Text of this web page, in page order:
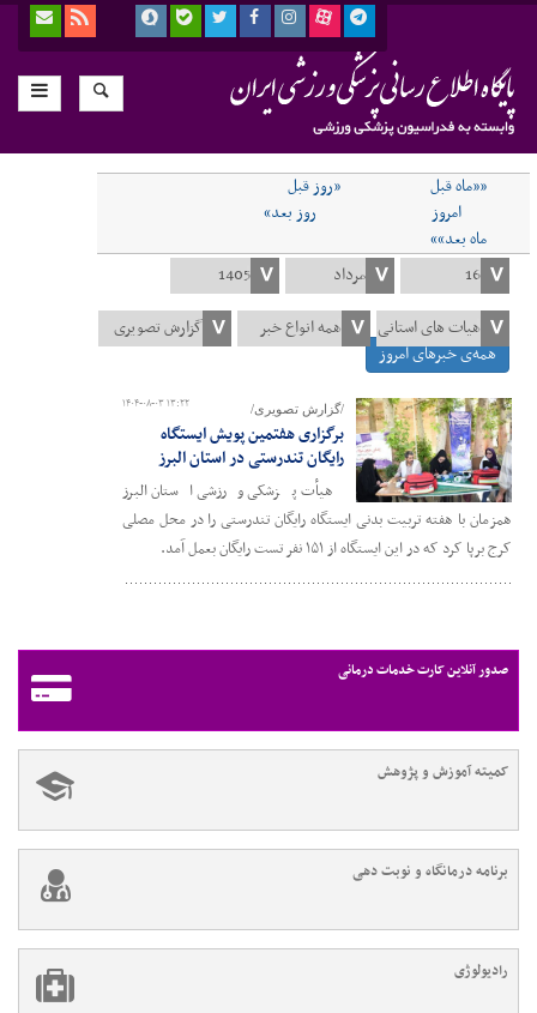
««ماه قبل
«روز قبل
امروز
روز بعد»
ماه بعد»»
همه‌ی خبرهای امروز
۱۴۰۴-۰۸-۰۳ ۱۳:۲۲ /گزارش تصویری/
برگزاری هفتمین پویش ایستگاه
رایگان تندرستی در استان البرز
هیأت پزشکی ورزشی استان البرز
همزمان با هفته تربیت بدنی ایستگاه رایگان تندرستی را در محل مصلی
کرج برپا کرد که در این ایستگاه از ۱۵۱ نفر تست رایگان بعمل آمد.
صدور آنلاین کارت خدمات درمانی
کمیته آموزش و پژوهش
برنامه درمانگاه و نوبت دهی
رادیولوژی